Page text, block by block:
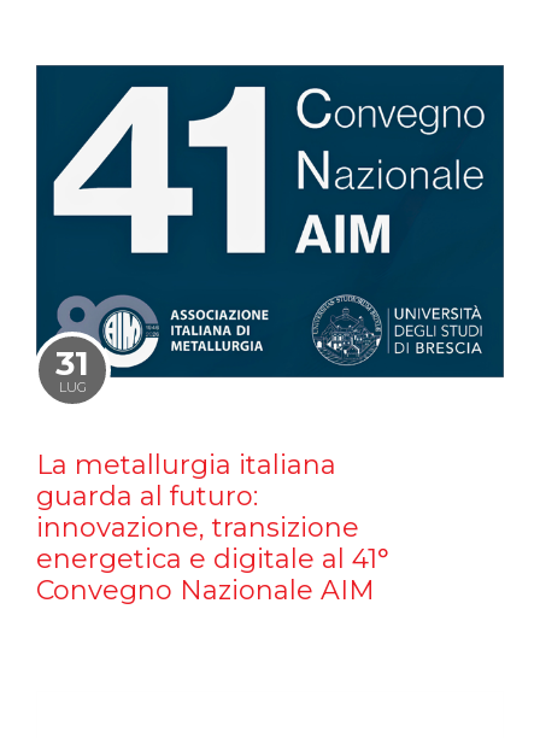
31
LUG
La metallurgia italiana
guarda al futuro:
innovazione, transizione
energetica e digitale al 41°
Convegno Nazionale AIM